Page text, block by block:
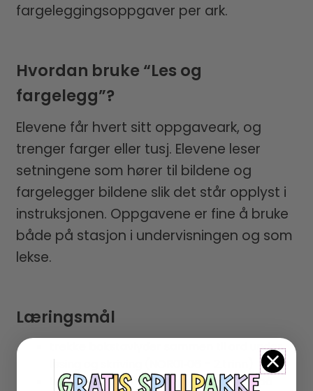
fargeleggingsoppgaver per ark.
Hvordan bruke “Les og
fargelegg”?
Elevene får hvert sitt oppgaveark, og
trenger farger eller tusj. Elevene leser
setningene som hører til bildene og
fargelegger bildene slik det står opplyst i
instruksjonen. Oppgavene er fine å bruke
både på stasjon i undervisningen og som
lekse.
Læringsmål
trekke bokstavlyder sammen til ord under
lesing og skriving (NOR01‑06 – 2.trinn)
lese med sammenheng og forståelse på